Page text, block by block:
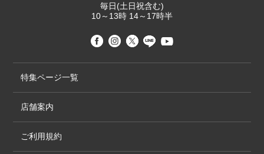
毎日(土日祝含む)
10～13時 14～17時半
特集ページ一覧
店舗案内
ご利用規約